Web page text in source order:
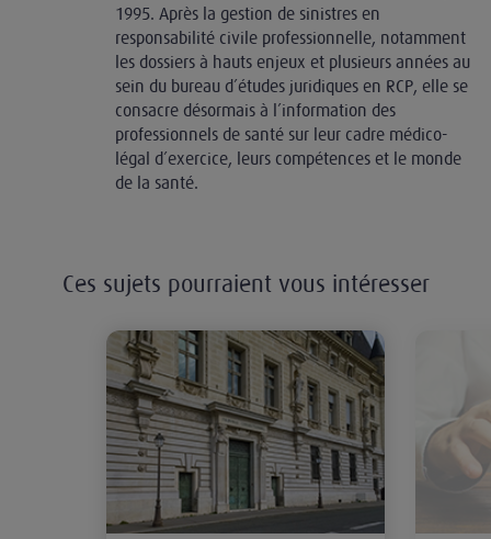
1995. Après la gestion de sinistres en
responsabilité civile professionnelle, notamment
les dossiers à hauts enjeux et plusieurs années au
sein du bureau d’études juridiques en RCP, elle se
consacre désormais à l’information des
professionnels de santé sur leur cadre médico-
légal d’exercice, leurs compétences et le monde
de la santé.
Ces sujets pourraient vous intéresser
Mise en cause pénale : le